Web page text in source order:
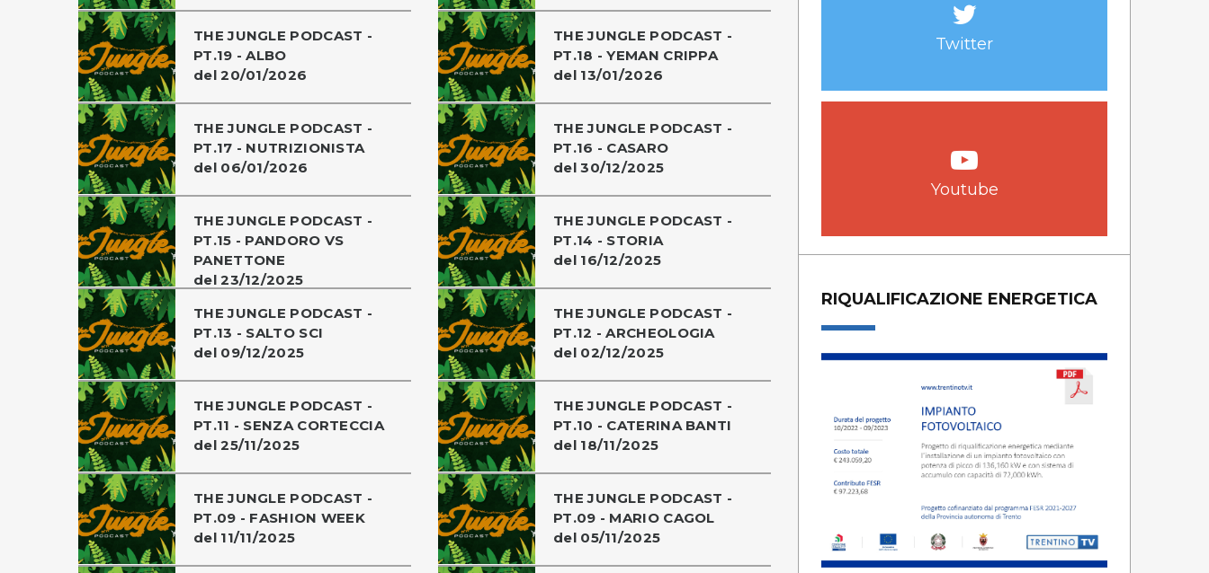
THE JUNGLE PODCAST -
PT.19 - ALBO
del 20/01/2026
THE JUNGLE PODCAST -
PT.18 - YEMAN CRIPPA
del 13/01/2026
THE JUNGLE PODCAST -
PT.17 - NUTRIZIONISTA
del 06/01/2026
THE JUNGLE PODCAST -
PT.16 - CASARO
del 30/12/2025
THE JUNGLE PODCAST -
PT.15 - PANDORO VS
PANETTONE
del 23/12/2025
THE JUNGLE PODCAST -
PT.14 - STORIA
del 16/12/2025
THE JUNGLE PODCAST -
PT.13 - SALTO SCI
del 09/12/2025
THE JUNGLE PODCAST -
PT.12 - ARCHEOLOGIA
del 02/12/2025
THE JUNGLE PODCAST -
PT.11 - SENZA CORTECCIA
del 25/11/2025
THE JUNGLE PODCAST -
PT.10 - CATERINA BANTI
del 18/11/2025
THE JUNGLE PODCAST -
PT.09 - FASHION WEEK
del 11/11/2025
THE JUNGLE PODCAST -
PT.09 - MARIO CAGOL
del 05/11/2025
Twitter
Youtube
RIQUALIFICAZIONE ENERGETICA